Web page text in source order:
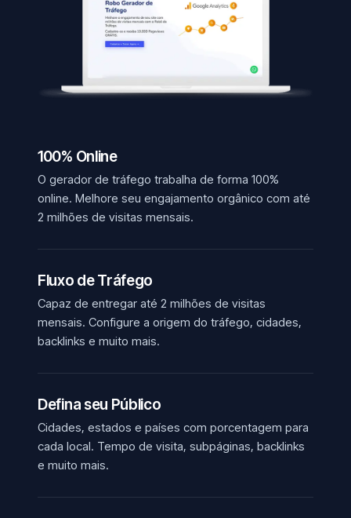
100% Online
O gerador de tráfego trabalha de forma 100%
online. Melhore seu engajamento orgânico com até
2 milhões de visitas mensais.
Fluxo de Tráfego
Capaz de entregar até 2 milhões de visitas
mensais. Configure a origem do tráfego, cidades,
backlinks e muito mais.
Defina seu Público
Cidades, estados e países com porcentagem para
cada local. Tempo de visita, subpáginas, backlinks
e muito mais.